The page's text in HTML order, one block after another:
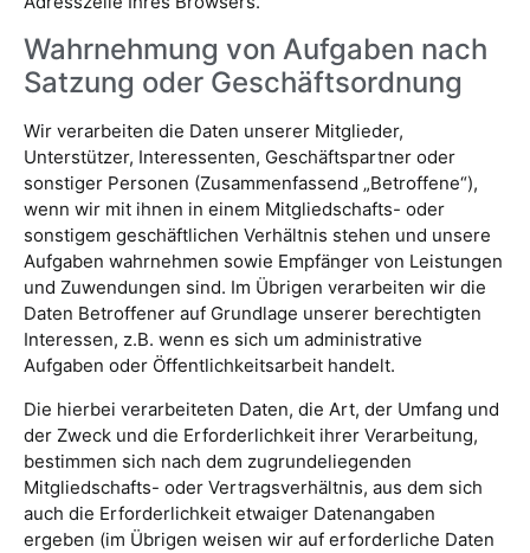
Wahrnehmung von Aufgaben nach
Satzung oder Geschäftsordnung
Wir verarbeiten die Daten unserer Mitglieder,
Unterstützer, Interessenten, Geschäftspartner oder
sonstiger Personen (Zusammenfassend „Betroffene“),
wenn wir mit ihnen in einem Mitgliedschafts- oder
sonstigem geschäftlichen Verhältnis stehen und unsere
Aufgaben wahrnehmen sowie Empfänger von Leistungen
und Zuwendungen sind. Im Übrigen verarbeiten wir die
Daten Betroffener auf Grundlage unserer berechtigten
Interessen, z.B. wenn es sich um administrative
Aufgaben oder Öffentlichkeitsarbeit handelt.
Die hierbei verarbeiteten Daten, die Art, der Umfang und
der Zweck und die Erforderlichkeit ihrer Verarbeitung,
bestimmen sich nach dem zugrundeliegenden
Mitgliedschafts- oder Vertragsverhältnis, aus dem sich
auch die Erforderlichkeit etwaiger Datenangaben
ergeben (im Übrigen weisen wir auf erforderliche Daten